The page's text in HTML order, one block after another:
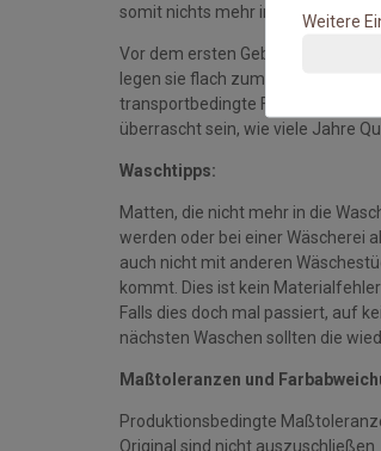
somit nichts mehr im Wege.
Vor dem ersten Gebrauch
legen sie flach zum Trocknen
transportbedingte Falten und
überrascht sein, wie viele Jahre
Waschtipps:
Matten, die nicht mehr in die
werden oder bei einer Wäscherei
auch nicht mit anderen
kommt. Dies ist kein
Falls dies doch mal passiert, auf
nächsten Waschen sollten die
Maßtoleranzen und
Produktionsbedingte
Original sind nicht auszuschließen
Weitere